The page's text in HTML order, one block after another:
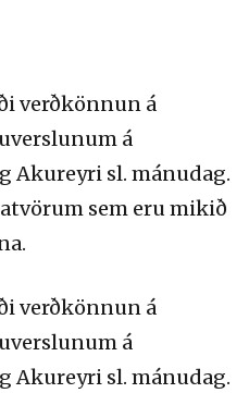
verðkönnun á
á
Akureyri sl. mánudag.
sem eru mikið
verðkönnun á
á
Akureyri sl. mánudag.